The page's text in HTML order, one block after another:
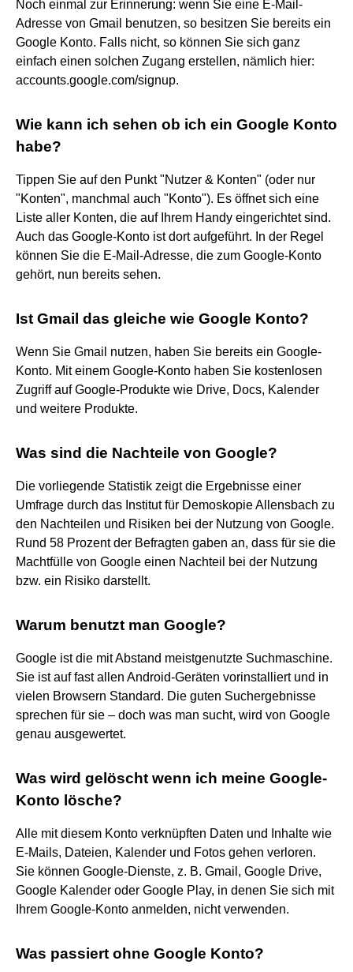
Noch einmal zur Erinnerung: wenn Sie eine E-Mail-
Adresse von Gmail benutzen, so besitzen Sie bereits ein
Google Konto. Falls nicht, so können Sie sich ganz
einfach einen solchen Zugang erstellen, nämlich hier:
accounts.google.com/signup.
Wie kann ich sehen ob ich ein Google Konto
habe?
Tippen Sie auf den Punkt "Nutzer & Konten" (oder nur
"Konten", manchmal auch "Konto"). Es öffnet sich eine
Liste aller Konten, die auf Ihrem Handy eingerichtet sind.
Auch das Google-Konto ist dort aufgeführt. In der Regel
können Sie die E-Mail-Adresse, die zum Google-Konto
gehört, nun bereits sehen.
Ist Gmail das gleiche wie Google Konto?
Wenn Sie Gmail nutzen, haben Sie bereits ein Google-
Konto. Mit einem Google-Konto haben Sie kostenlosen
Zugriff auf Google-Produkte wie Drive, Docs, Kalender
und weitere Produkte.
Was sind die Nachteile von Google?
Die vorliegende Statistik zeigt die Ergebnisse einer
Umfrage durch das Institut für Demoskopie Allensbach zu
den Nachteilen und Risiken bei der Nutzung von Google.
Rund 58 Prozent der Befragten gaben an, dass für sie die
Machtfülle von Google einen Nachteil bei der Nutzung
bzw. ein Risiko darstellt.
Warum benutzt man Google?
Google ist die mit Abstand meistgenutzte Suchmaschine.
Sie ist auf fast allen Android-Geräten vorinstalliert und in
vielen Browsern Standard. Die guten Suchergebnisse
sprechen für sie – doch was man sucht, wird von Google
genau ausgewertet.
Was wird gelöscht wenn ich meine Google-
Konto lösche?
Alle mit diesem Konto verknüpften Daten und Inhalte wie
E-Mails, Dateien, Kalender und Fotos gehen verloren.
Sie können Google-Dienste, z. B. Gmail, Google Drive,
Google Kalender oder Google Play, in denen Sie sich mit
Ihrem Google-Konto anmelden, nicht verwenden.
Was passiert ohne Google Konto?